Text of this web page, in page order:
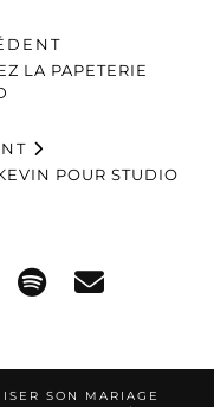
LA PAPETERIE
POUR STUDIO
SON MARIAGE